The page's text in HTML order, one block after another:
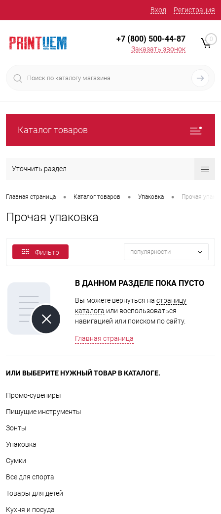
Вход Регистрация
+7 (800) 500-44-87
Заказать звонок
0
Каталог товаров
Уточнить раздел
Главная страница • Каталог товаров • Упаковка • Прочая
Прочая упаковка
Фильтр популярности
В ДАННОМ РАЗДЕЛЕ ПОКА ПУСТО
Вы можете вернуться на страницу
каталога или воспользоваться
навигацией или поиском по сайту.
Главная страница
ИЛИ ВЫБЕРИТЕ НУЖНЫЙ ТОВАР В КАТАЛОГЕ.
Промо-сувениры
Пишущие инструменты
Зонты
Упаковка
Сумки
Все для спорта
Товары для детей
Кухня и посуда